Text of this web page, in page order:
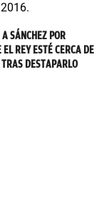
SÁNCHEZ POR
REY ESTÉ CERCA DE
DESTAPARLO